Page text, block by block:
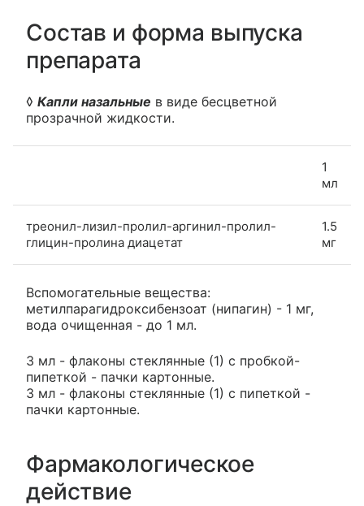
Состав и форма выпуска
препарата
◊ Капли назальные в виде бесцветной
прозрачной жидкости.
1
мл
треонил-лизил-пролил-аргинил-пролил-
глицин-пролина диацетат
1.5
мг
Вспомогательные вещества:
метилпарагидроксибензоат (нипагин) - 1 мг,
вода очищенная - до 1 мл.
3 мл - флаконы стеклянные (1) с пробкой-
пипеткой - пачки картонные.
3 мл - флаконы стеклянные (1) с пипеткой -
пачки картонные.
Фармакологическое
действие